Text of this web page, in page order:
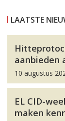
LAATSTE
aanbieden
10 augustus
EL CID-
maken